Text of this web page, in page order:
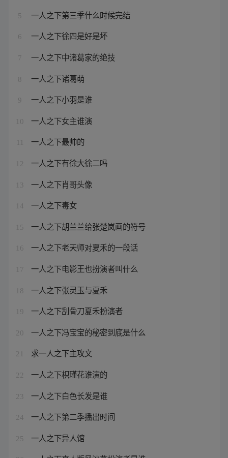
5 一人之下第三季什么时候完结
6 一人之下徐四是好是坏
7 一人之下中诸葛家的绝技
8 一人之下诸葛萌
9 一人之下小羽是谁
10 一人之下女主谁演
一人之下最帅的
12 一人之下有徐大徐二吗
13 一人之下肖哥头像
14 一人之下毒女
15 一人之下胡兰兰给张楚岚画的符号
16 一人之下老天师对夏禾的一段话
17 一人之下电影王也扮演者叫什么
18 一人之下张灵玉与夏禾
19 一人之下刮骨刀夏禾扮演者
20 一人之下冯宝宝的秘密到底是什么
21 求一人之下主攻文
22 一人之下枳瑾花谁演的
23 一人之下白色长发是谁
24 一人之下第二季播出时间
25 一人之下异人馆